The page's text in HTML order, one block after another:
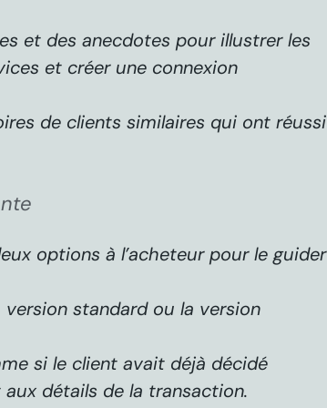
et des anecdotes pour illustrer les
et créer une connexion
de clients similaires qui ont réussi
options à l’acheteur pour le guider
standard ou la version
si le client avait déjà décidé
détails de la transaction.